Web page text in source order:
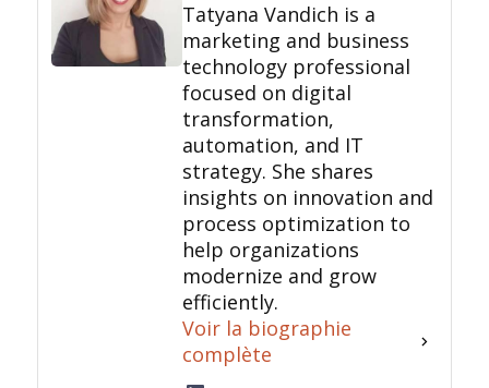
Tatyana Vandich is a
marketing and business
technology professional
focused on digital
transformation,
automation, and IT
strategy. She shares
insights on innovation and
process optimization to
help organizations
modernize and grow
efficiently.
Voir la biographie
complète